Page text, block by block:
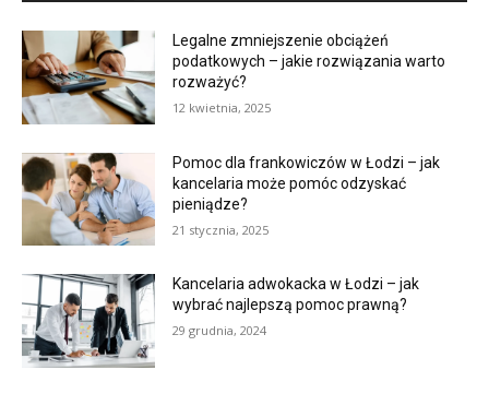
Legalne zmniejszenie obciążeń
podatkowych – jakie rozwiązania warto
rozważyć?
12 kwietnia, 2025
Pomoc dla frankowiczów w Łodzi – jak
kancelaria może pomóc odzyskać
pieniądze?
21 stycznia, 2025
Kancelaria adwokacka w Łodzi – jak
wybrać najlepszą pomoc prawną?
29 grudnia, 2024